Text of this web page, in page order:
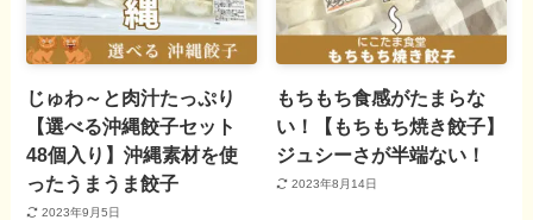
じゅわ～と肉汁たっぷり
【選べる沖縄餃子セット
48個入り】沖縄素材を使
ったうまうま餃子
2023年9月5日
もちもち食感がたまらな
い！【もちもち焼き餃子】
ジュシーさが半端ない！
2023年8月14日